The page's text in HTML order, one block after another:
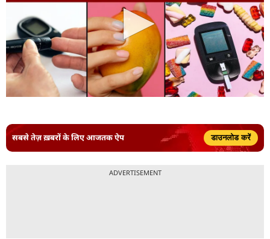
सबसे तेज़ ख़बरों के लिए आजतक ऐप डाउनलोड करें
ADVERTISEMENT